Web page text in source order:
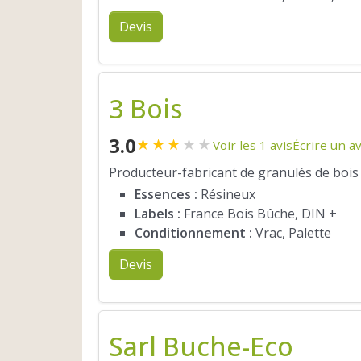
Devis
3 Bois
3.0★★★★ ★ Voir les 1 avisÉcrire un
Producteur-fabricant de granulés de bois
Essences : Résineux
Labels : France Bois Bûche, DIN +
Conditionnement : Vrac, Palette
Devis
Sarl Buche-Eco